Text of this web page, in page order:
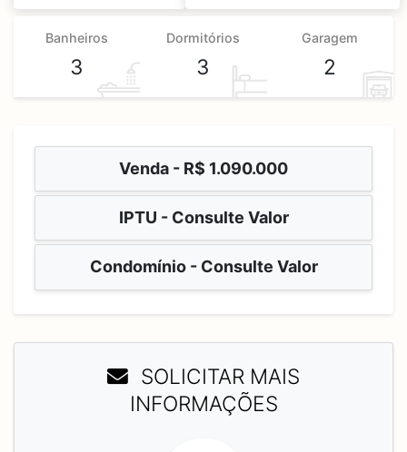
Banheiros
3
Dormitórios
3
Garagem
2
Venda - R$ 1.090.000
IPTU - Consulte Valor
Condomínio - Consulte Valor
SOLICITAR MAIS
INFORMAÇÕES